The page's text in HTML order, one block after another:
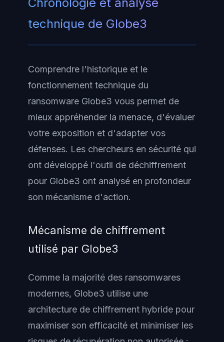
technique de Globe3
Comprendre l'historique et le
fonctionnement technique du
ransomware Globe3 vous permet de
mieux appréhender la menace, d'évaluer
votre exposition et d'adapter vos
défenses. Les chercheurs en sécurité qui
ont développé l'outil de déchiffrement
pour Globe3 ont analysé en profondeur
son mécanisme d'action.
Mécanisme de chiffrement
utilisé par Globe3
Comme la majorité des ransomwares
modernes, Globe3 utilise une
architecture de chiffrement hybride pour
maximiser son efficacité et minimiser les